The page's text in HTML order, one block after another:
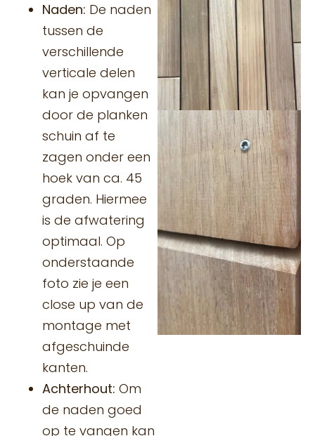
Naden: De naden
tussen de
verschillende
verticale delen
kan je opvangen
door de planken
schuin af te
zagen onder een
hoek van ca. 45
graden. Hiermee
is de afwatering
optimaal. Op
onderstaande
foto zie je een
close up van de
montage met
afgeschuinde
kanten.
Achterhout: Om
de naden goed
op te vangen kan